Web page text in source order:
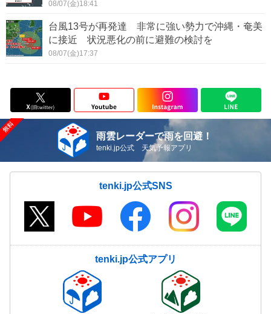
08/07(金)18:41
台風13号が再発達 非常に強い勢力で沖縄・奄美
に接近 状況悪化の前に避難の検討を
08/07(金)17:37
雨雲レーダーで雨を回避！
tenki.jp公式 天気予報アプリ
tenki.jp公式SNS
tenki.jp公式アプリ